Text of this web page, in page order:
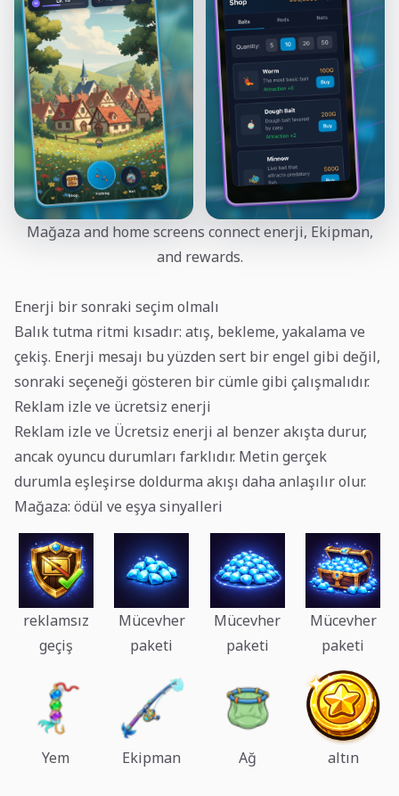
Mağaza and home screens connect enerji, Ekipman,
and rewards.
Enerji bir sonraki seçim olmalı
Balık tutma ritmi kısadır: atış, bekleme, yakalama ve
çekiş. Enerji mesajı bu yüzden sert bir engel gibi değil,
sonraki seçeneği gösteren bir cümle gibi çalışmalıdır.
Reklam izle ve ücretsiz enerji
Reklam izle ve Ücretsiz enerji al benzer akışta durur,
ancak oyuncu durumları farklıdır. Metin gerçek
durumla eşleşirse doldurma akışı daha anlaşılır olur.
Mağaza: ödül ve eşya sinyalleri
reklamsız
geçiş
Mücevher
paketi
Mücevher
paketi
Mücevher
paketi
Yem Ekipman Ağ altın